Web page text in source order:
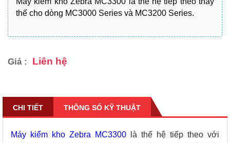
thế cho dòng MC3000 Series và MC3200 Series.
Giá : Liên hệ
CHI TIẾT THÔNG SỐ KỸ THUẬT
Máy kiểm kho Zebra MC3300 là thế hệ tiếp theo với